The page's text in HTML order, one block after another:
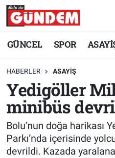
GÜNCEL SPOR
HABERLER ASAYİŞ
Yedigöller
minibüs
Bolu’nun doğa harikası
Parkı’nda içerisinde
devrildi. Kazada
Merkez Nöbetçi
Merkez Trafik
Süper Lig Puan
Tüm Manşetler